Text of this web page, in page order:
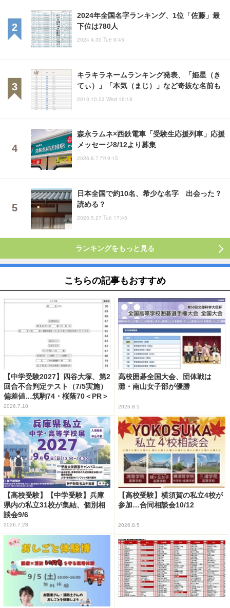
2024年全国名字ランキング、1位「佐藤」最
下位は780人
2024.4.30 Tue 9:45
キラキラネームランキング発表、「姫星（き
てぃ）」「本気（まじ）」など奇抜な名前も
2013.10.23 Wed 16:18
森永ラムネ×西鉄電車「受験生応援列車」応援
メッセージ8/12より募集
2026.8.7 Fri 9:15
日本全国で約10名、希少な名字 出会った？
読める？
2025.5.27 Tue 17:45
ランキングをもっと見る
こちらの記事もおすすめ
【中学受験2027】四谷大塚、第2
回合不合判定テスト（7/5実施）
偏差値…筑駒74・桜蔭70＜PR＞
2026.7.10
高校囲碁全国大会、団体戦は
灘・南山女子部が優勝
2026.8.5
【高校受験】【中学受験】兵庫
県内の私立31校が集結、個別相
談会9/6
2026.7.28
【高校受験】横須賀の私立4校が
参加…合同相談会10/12
2026.8.5